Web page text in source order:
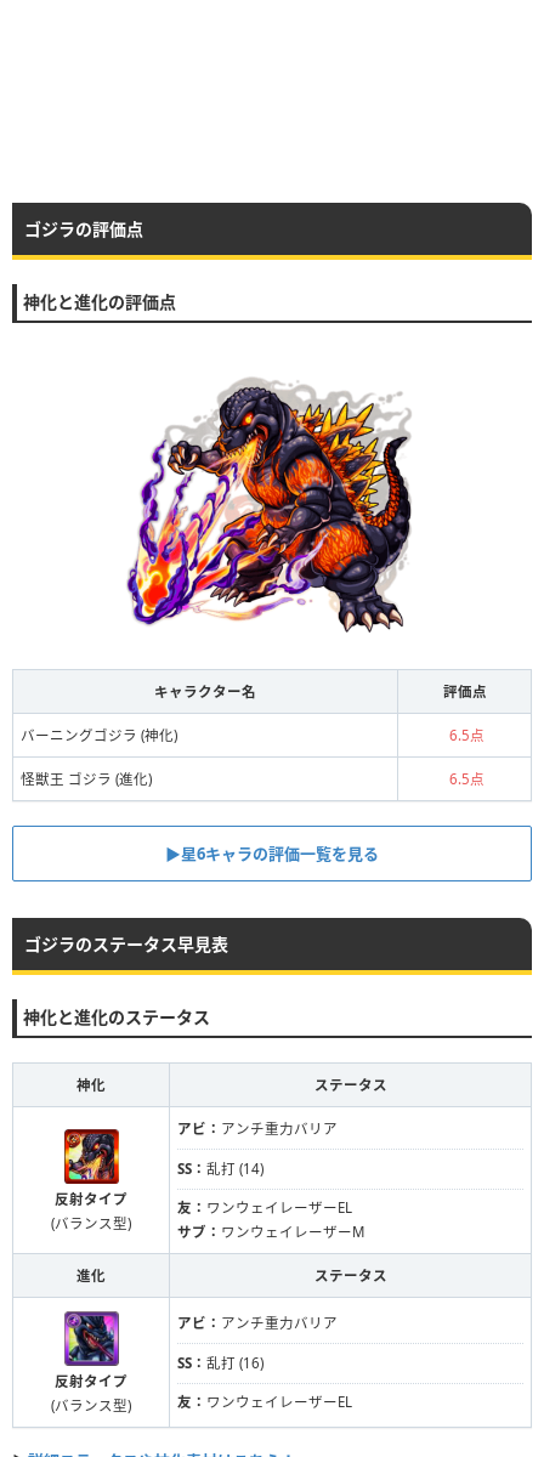
ゴジラの評価点
神化と進化の評価点
キャラクター名 評価点
バーニングゴジラ (神化) 6.5点
怪獣王 ゴジラ (進化) 6.5点
▶星6キャラの評価一覧を見る
ゴジラのステータス早見表
神化と進化のステータス
神化 ステータス
反射タイプ
(バランス型)
アビ： アンチ重力バリア
SS： 乱打 (14)
友： ワンウェイレーザーEL
サブ： ワンウェイレーザーM
進化 ステータス
反射タイプ
(バランス型)
アビ： アンチ重力バリア
SS： 乱打 (16)
友： ワンウェイレーザーEL